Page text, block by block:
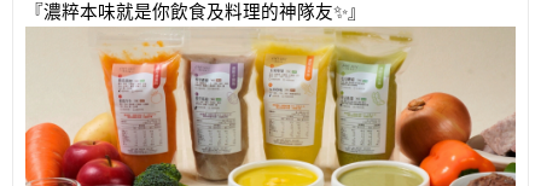
『濃粹本味就是你飲食及料理的神隊友✨』